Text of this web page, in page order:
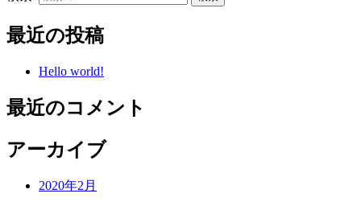
最近の投稿
Hello world!
最近のコメント
アーカイブ
2020年2月